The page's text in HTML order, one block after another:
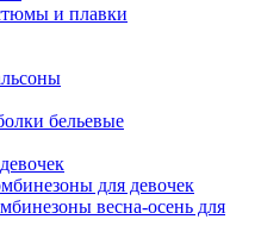
и плавки
бельевые
для девочек
весна-осень для